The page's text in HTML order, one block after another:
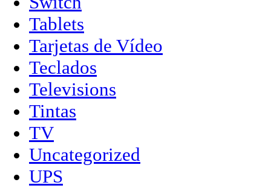
Tablets
Tarjetas de Vídeo
Teclados
Televisions
Tintas
TV
Uncategorized
UPS